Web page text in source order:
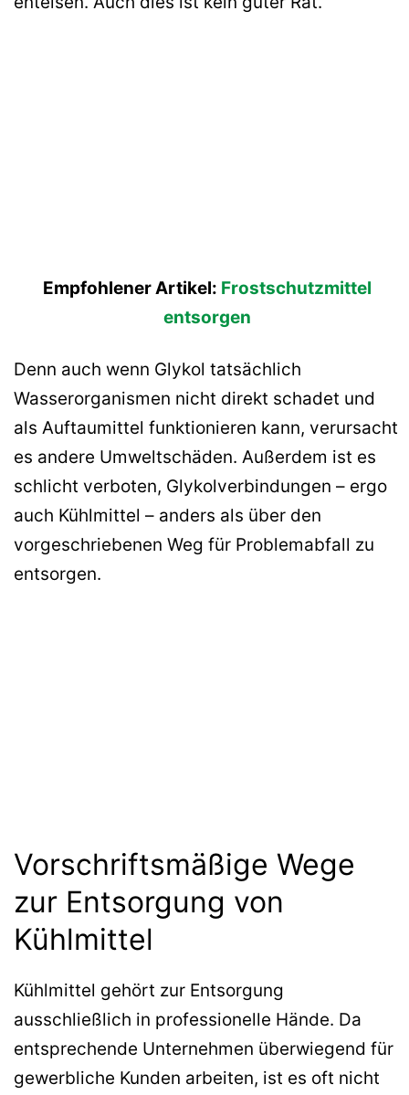
Empfohlener Artikel: Frostschutzmittel
entsorgen
Denn auch wenn Glykol tatsächlich
Wasserorganismen nicht direkt schadet und
als Auftaumittel funktionieren kann, verursacht
es andere Umweltschäden. Außerdem ist es
schlicht verboten, Glykolverbindungen – ergo
auch Kühlmittel – anders als über den
vorgeschriebenen Weg für Problemabfall zu
entsorgen.
Vorschriftsmäßige Wege
zur Entsorgung von
Kühlmittel
Kühlmittel gehört zur Entsorgung
ausschließlich in professionelle Hände. Da
entsprechende Unternehmen überwiegend für
gewerbliche Kunden arbeiten, ist es oft nicht